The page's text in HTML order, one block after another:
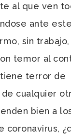
al que ven
ante
sin trabajo,
temor al
terror de
cualquier
bien a
coronavirus,